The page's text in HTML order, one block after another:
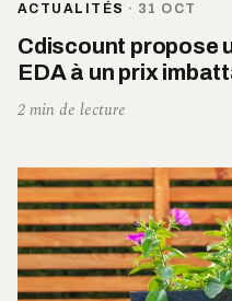
ACTUALITÉS · 31 OCT
Cdiscount propose
EDA à un prix
2 min de lecture